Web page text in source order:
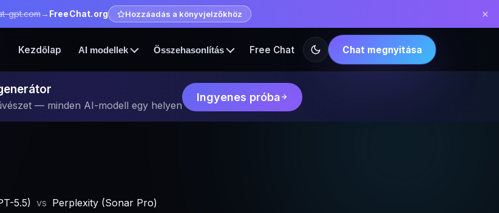
gpt.com→ FreeChat.org Hozzáadás a könyvjelzőkhöz ✕
Kezdőlap AI modellek Összehasonlítás Free Chat Chat megnyitása
— minden AI-modell egy helyen
Ingyenes próba
5.5) vs Perplexity (Sonar Pro)